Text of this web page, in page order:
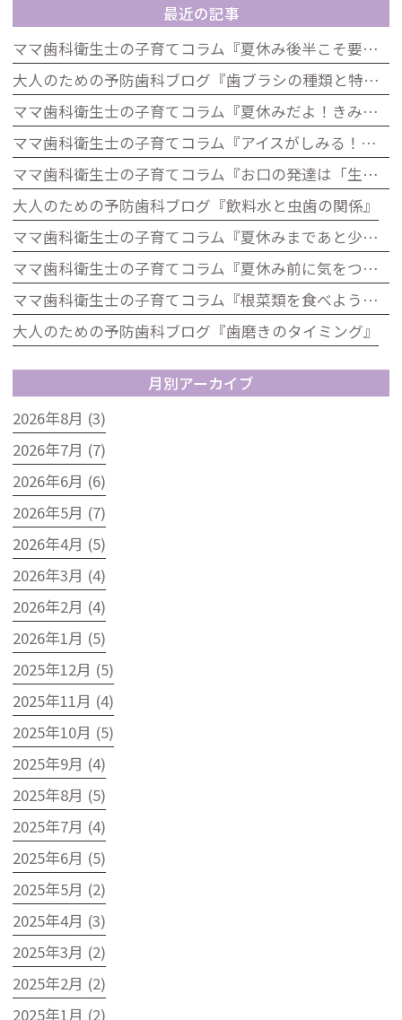
最近の記事
ママ歯科衛生士の子育てコラム『夏休み後半こそ要注意！生活リズムとお口の健康の関係』
大人のための予防歯科ブログ『歯ブラシの種類と特徴』
ママ歯科衛生士の子育てコラム『夏休みだよ！きみの歯は大丈夫？「むし歯ゼロ」大作戦』
ママ歯科衛生士の子育てコラム『アイスがしみる！それ、虫歯じゃないかも？子どもの知覚過敏について』
ママ歯科衛生士の子育てコラム『お口の発達は「生きる力」歯科から考える子どもの発達』
大人のための予防歯科ブログ『飲料水と虫歯の関係』
ママ歯科衛生士の子育てコラム『夏休みまであと少し！歯をピカピカにして楽しい夏を迎えよう』
ママ歯科衛生士の子育てコラム『夏休み前に気をつけたい！お子さんのお口の健康チェック』
ママ歯科衛生士の子育てコラム『根菜類を食べよう！歯科の視点から見た根菜のうれしい効果』
大人のための予防歯科ブログ『歯磨きのタイミング』
月別アーカイブ
2026年8月 (3)
2026年7月 (7)
2026年6月 (6)
2026年5月 (7)
2026年4月 (5)
2026年3月 (4)
2026年2月 (4)
2026年1月 (5)
2025年12月 (5)
2025年11月 (4)
2025年10月 (5)
2025年9月 (4)
2025年8月 (5)
2025年7月 (4)
2025年6月 (5)
2025年5月 (2)
2025年4月 (3)
2025年3月 (2)
2025年2月 (2)
2025年1月 (2)